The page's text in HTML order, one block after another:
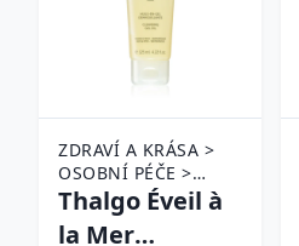
ZDRAVÍ A KRÁSA >
OSOBNÍ PÉČE >
KOSMETIKA > PÉČE
O PLEŤ >
Thalgo Éveil à
la Mer